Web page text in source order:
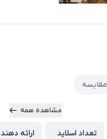
مقایسه
مشاهده همه
تعداد اسلاید
ارائه